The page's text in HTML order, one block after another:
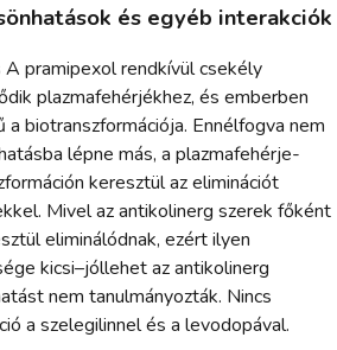
és egyéb interakciók
pramipexol rendkívül csekély
plazmafehérjékhez, és emberben
biotranszformációja. Ennélfogva nem
lépne más, a plazmafehérje-
keresztül az eliminációt
Mivel az antikolinerg szerek főként
eliminálódnak, ezért ilyen
kicsi–jóllehet az antikolinerg
nem tanulmányozták. Nincs
a szelegilinnel és a levodopával.